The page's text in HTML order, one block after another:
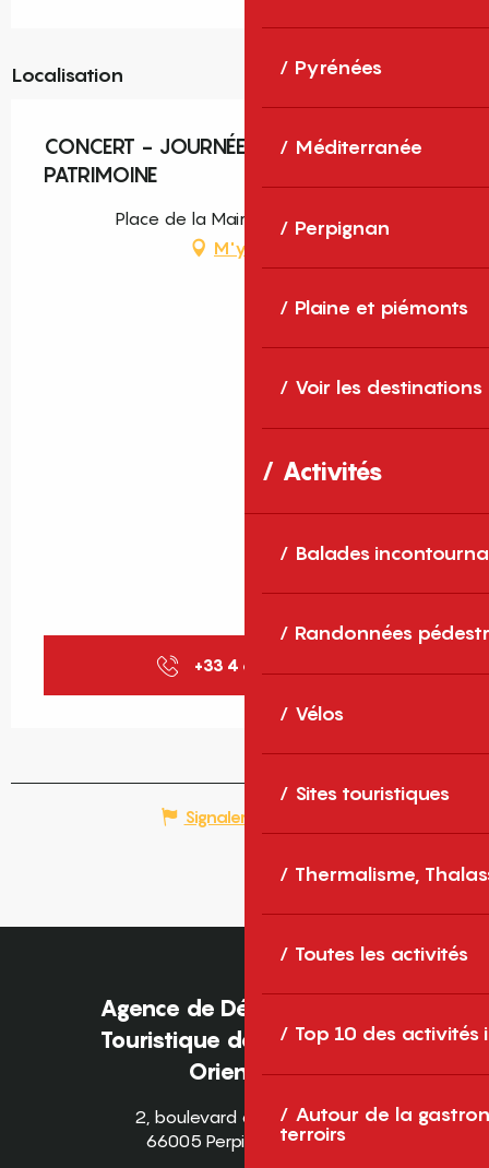
Pyrénées
Méditerranée
Perpignan
Plaine et piémonts
Voir les destinations
Activités
Balades
Randonnées
Vélos
Sites touristiques
Thermalisme,
Toutes les activités
Top 10 des activités
Autour de la
terroirs
Localisation
CONCERT - JOURNÉES EUROPÉENNES DU
PATRIMOINE
Place de la Mairie, Sainte-Marie
M'y rendre
+33 4 68 80 14
Signaler une erreur
Agence de Développement
Touristique des Pyrénées-
Orientales
2, boulevard des Pyrénées
66005 Perpignan Cedex